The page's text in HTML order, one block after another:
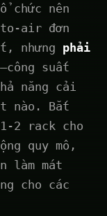
chức nên
air đơn
nhưng phải
—công suất
năng cải
nào. Bắt
2 rack cho
quy mô,
làm mát
cho các